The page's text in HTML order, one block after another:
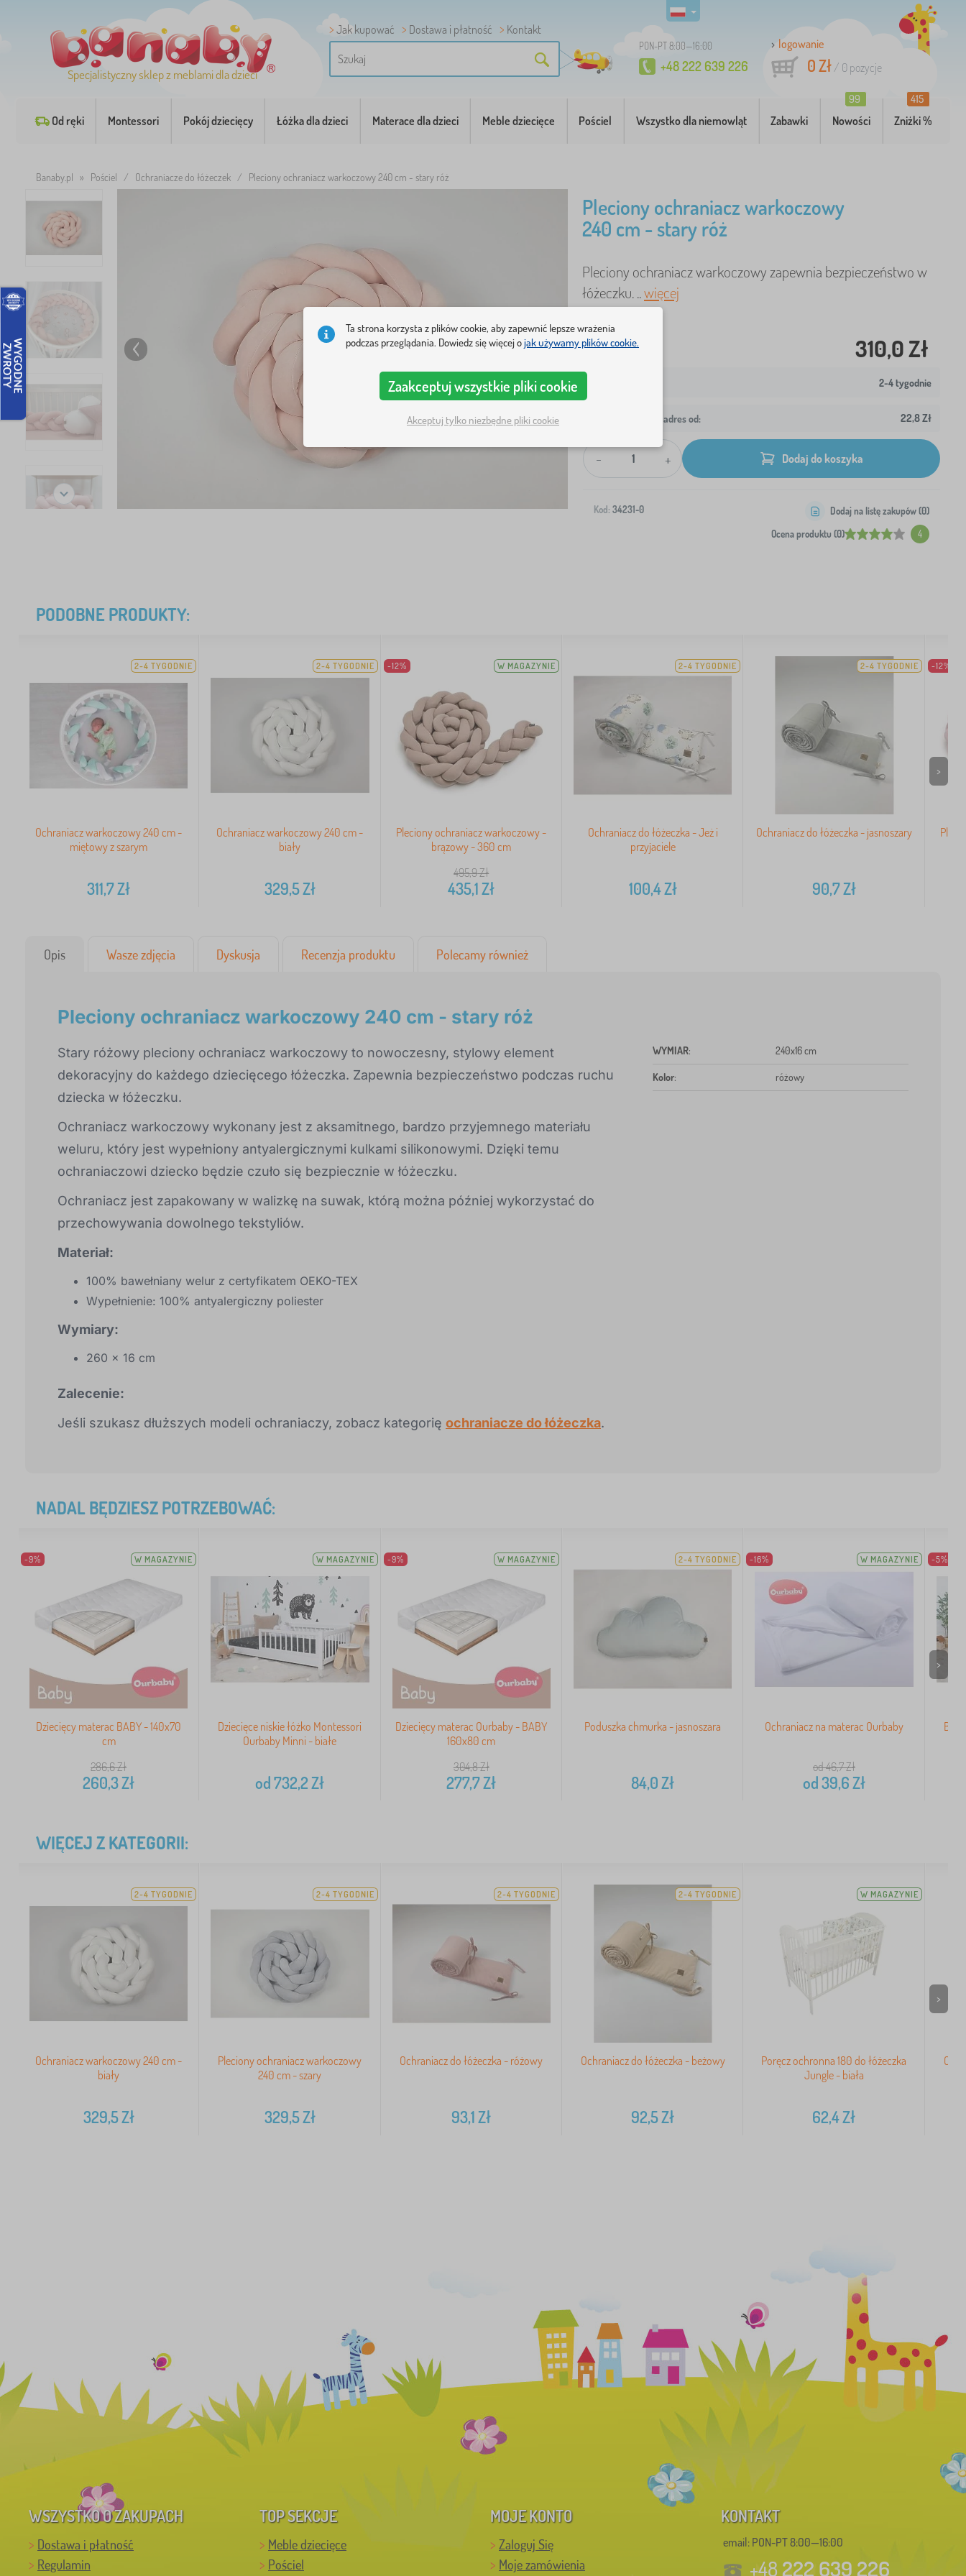
Specjalistyczny sklep z meblami dla dzieci
Jak kupować Dostawa i płatność Kontakt
PON-PT 8:00—16:00
+48 222 639 226
logowanie
0 Zł/ 0 pozycje
Od ręki Montessori Pokój dziecięcy Łóżka dla dzieci Materace dla dzieci Meble dziecięce Pościel Wszystko dla niemowląt Zabawki Nowości
99
Zniżki %
415
Banaby.pl » Pościel / Ochraniacze do łóżeczek / Pleciony ochraniacz warkoczowy 240 cm - stary róż
Pleciony ochraniacz warkoczowy
240 cm - stary róż
Pleciony ochraniacz warkoczowy zapewnia bezpieczeństwo w
łóżeczku. ..więcej
310,0 Zł
2-4 tygodnie
Wysyłka na Twój adres od: 22,8 Zł
- + Dodaj do koszyka
Kod: 34231-0
Ocena produktu (0) 4
Dodaj na listę zakupów (0)
PODOBNE PRODUKTY:
2-4 TYGODNIE
Ochraniacz warkoczowy 240 cm -
miętowy z szarym
311,7Zł
2-4 TYGODNIE
Ochraniacz warkoczowy 240 cm -
biały
329,5Zł
-12% W MAGAZYNIE
Pleciony ochraniacz warkoczowy -
brązowy - 360 cm
495,9Zł
435,1Zł
2-4 TYGODNIE
Ochraniacz do łóżeczka - Jeż i
przyjaciele
100,4Zł
2-4 TYGODNIE
Ochraniacz do łóżeczka - jasnoszary
90,7Zł
-12%
>
Opis Wasze zdjęcia Dyskusja Recenzja produktu Polecamy również
Pleciony ochraniacz warkoczowy 240 cm - stary róż
Stary różowy pleciony ochraniacz warkoczowy to nowoczesny, stylowy element
dekoracyjny do każdego dziecięcego łóżeczka. Zapewnia bezpieczeństwo podczas ruchu
dziecka w łóżeczku.
Ochraniacz warkoczowy wykonany jest z aksamitnego, bardzo przyjemnego materiału
weluru, który jest wypełniony antyalergicznymi kulkami silikonowymi. Dzięki temu
ochraniaczowi dziecko będzie czuło się bezpiecznie w łóżeczku.
Ochraniacz jest zapakowany w walizkę na suwak, którą można później wykorzystać do
przechowywania dowolnego tekstyliów.
Materiał:
100% bawełniany welur z certyfikatem OEKO-TEX
Wypełnienie: 100% antyalergiczny poliester
Wymiary:
260 x 16 cm
Zalecenie:
Jeśli szukasz dłuższych modeli ochraniaczy, zobacz kategorię ochraniacze do łóżeczka.
WYMIAR: 240x16 cm
Kolor: różowy
NADAL BĘDZIESZ POTRZEBOWAĆ:
-9% W MAGAZYNIE
Dziecięcy materac BABY - 140x70
cm
286,6Zł
260,3Zł
W MAGAZYNIE
Dziecięce niskie łóżko Montessori
Ourbaby Minni - białe
od732,2Zł
-9% W MAGAZYNIE
Dziecięcy materac Ourbaby - BABY
160x80 cm
304,8Zł
277,7Zł
2-4 TYGODNIE
Poduszka chmurka - jasnoszara
84,0Zł
-16% W MAGAZYNIE
Ochraniacz na materac Ourbaby
od 46,7Zł
od39,6Zł
-5%
>
WIĘCEJ Z KATEGORII:
2-4 TYGODNIE
Ochraniacz warkoczowy 240 cm -
biały
329,5Zł
2-4 TYGODNIE
Pleciony ochraniacz warkoczowy
240 cm - szary
329,5Zł
2-4 TYGODNIE
Ochraniacz do łóżeczka - różowy
93,1Zł
2-4 TYGODNIE
Ochraniacz do łóżeczka - beżowy
92,5Zł
W MAGAZYNIE
Poręcz ochronna 180 do łóżeczka
Jungle - biała
62,4Zł
>
WSZYSTKO O ZAKUPACH
Dostawa i płatność
Regulamin
TOP SEKCJE
Meble dziecięce
Pościel
MOJE KONTO
Zaloguj Się
Moje zamówienia
KONTAKT
email: PON-PT 8:00—16:00
+48222 639 226
Ta strona korzysta z plików cookie, aby zapewnić lepsze wrażenia
podczas przeglądania. Dowiedz się więcej ojak używamy plików cookie.
Zaakceptuj wszystkie pliki cookie
Akceptuj tylko niezbędne pliki cookie